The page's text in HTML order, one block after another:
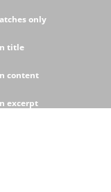
Exact matches only
Search in title
Search in content
Search in excerpt